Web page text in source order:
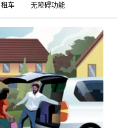
租车 无障碍功能